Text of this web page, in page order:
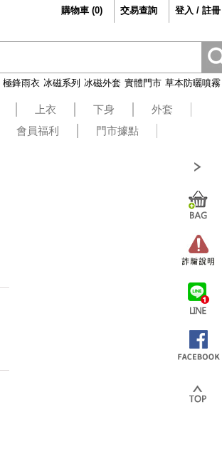
極鋒雨衣 冰磁系列 冰磁外套 實體門市 草本防曬噴霧
上衣 下身
外套
會員福利 門市據點
購物車 (0) 交易查詢 登入 / 註冊